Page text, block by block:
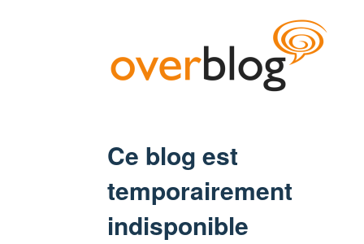
Ce blog est
temporairement
indisponible